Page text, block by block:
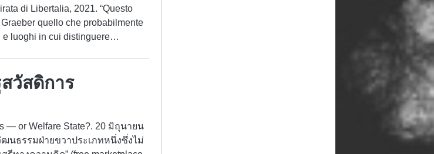
di Libertalia, 2021. “Questo
quello che probabilmente
e luoghi in cui distinguere…
วัสดิการ
— or Welfare State?. 20 มิถุนายน
นธรรมฝ่ายขวาประเภทหนึ่งซึ่งไม่